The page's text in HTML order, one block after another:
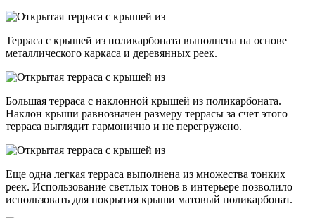
Терраса с крышей из поликарбоната выполнена на основе
металлического каркаса и деревянных реек.
Большая терраса с наклонной крышей из поликарбоната.
Наклон крыши равнозначен размеру террасы за счет этого
терраса выглядит гармонично и не перегружено.
Еще одна легкая терраса выполнена из множества тонких
реек. Использование светлых тонов в интерьере позволило
использовать для покрытия крыши матовый поликарбонат.